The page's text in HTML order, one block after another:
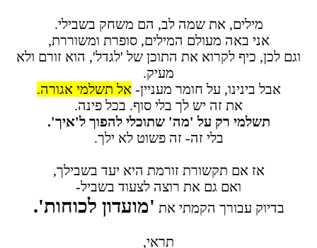
מילים, את שמה לב, הם משחק בשבילי.
אני באה מעולם המילים, סופרת ומשוררת,
וגם לכן, כיף לקרוא את התוכן של 'לגדל', הוא זורם ולא
מעיק.
אבל בינינו, על חומר מעניין-אל תשלמי אגורה.
את זה יש לך בלי סוף. בכל פינה.
תשלמי רק על 'מה' שתוכלי להפוך ל'איך'.
בלי זה- זה פשוט לא ילך.
אז אם תקשורת זורמת היא יעד בשבילך,
ואם גם את רוצה לצעוד בשביל-
בדיוק עבורך הקמתי את 'מועדון לכוחות'.
תראי,